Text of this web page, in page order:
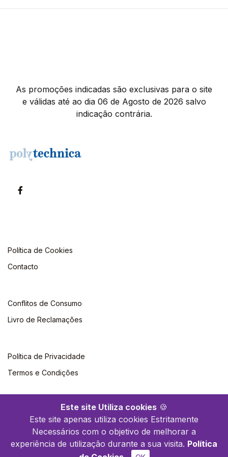
Este site Utiliza cookies 🍪
Este site apenas utiliza cookies Estritamente
Necessários com o objetivo de melhorar a
experiência de utilização durante a sua visita. Política
As promoções indicadas são exclusivas para o site
e válidas até ao dia 06 de Agosto de 2026 salvo
indicação contrária.
Política de Cookies
Contacto
Conflitos de Consumo
Livro de Reclamações
Política de Privacidade
Termos e Condições
©2026 Polytechnica. Todos os direitos reservados